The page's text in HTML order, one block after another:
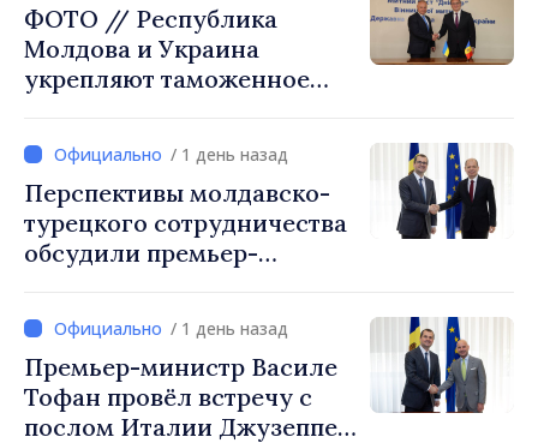
ФОТО // Республика
Молдова и Украина
укрепляют таможенное
обеспечения безопасности
границы и европейской
интеграции. Встреча в
Могилёв-Подольском
/ 1 день назад
Перспективы молдавско-
турецкого сотрудничества
обсудили премьер-
посол Турции Уйгар
Мустафа Сертел/ 1 день назад
Премьер-министр Василе
Тофан провёл встречу с
послом Италии Джузеппе